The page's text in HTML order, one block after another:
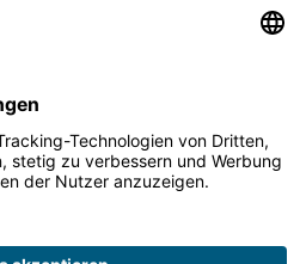
Kunststoffgläser
(Brechungsindex 1,5)
inkl. Hartschicht in